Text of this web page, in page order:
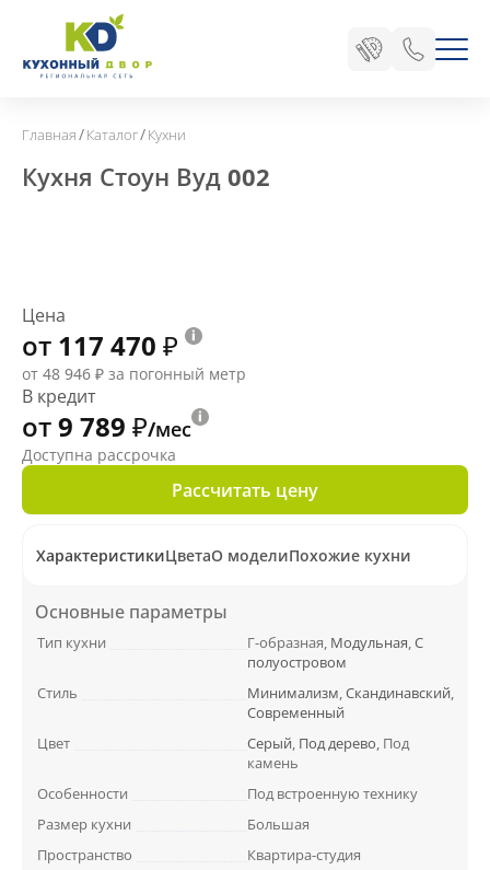
Главная/Каталог/Кухни
Кухня Стоун Вуд 002
Цена
от 117 470 ₽
от 48 946 ₽ за погонный метр
В кредит
от 9 789 ₽/мес
Доступна рассрочка
Рассчитать цену
ХарактеристикиЦветаО моделиПохожие кухни
Основные параметры
Тип кухни Г-образная, Модульная,С
полуостровом
Стиль
Минимализм,Скандинавский,
Современный
Цвет
Серый, Под дерево, Под
камень
Особенности
Под встроенную технику
Размер кухни
Большая
Пространство
Квартира-студия